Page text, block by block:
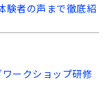
験者の声まで徹底紹
ークショップ研修